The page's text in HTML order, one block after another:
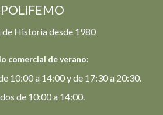
POLIFEMO
Historia desde 1980
comercial de verano:
10:00 a 14:00 y de 17:30 a 20:30.
de 10:00 a 14:00.